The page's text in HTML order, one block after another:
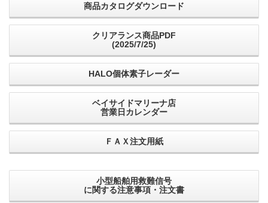
商品カタログダウンロード
クリアランス商品PDF
(2025/7/25)
HALO個体素子レーダー
ベイサイドマリーナ店
営業日カレンダー
ＦＡＸ注文用紙
小型船舶用救難信号
に関する注意事項・注文書